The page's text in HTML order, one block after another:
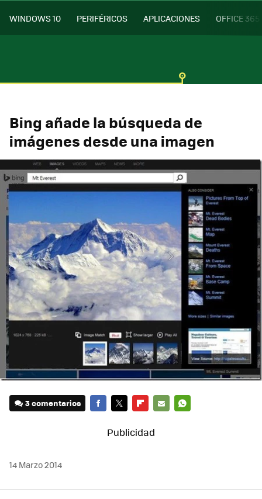
WINDOWS 10 PERIFÉRICOS APLICACIONES OFFICE 365
Bing añade la búsqueda de
imágenes desde una imagen
3 comentarios
MAIL
14 Marzo 2014